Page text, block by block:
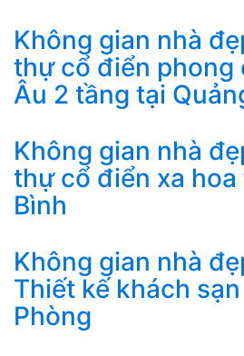
Không gian nhà
thự cổ điển phong
Âu 2 tầng tại
Không gian nhà
thự cổ điển xa hoa
Bình
Không gian nhà
Thiết kế khách
Phòng